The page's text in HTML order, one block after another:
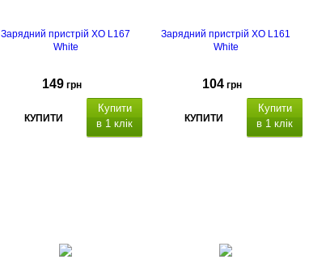
Зарядний пристрій XO L167
White
149 грн
КУПИТИ
Купити
в 1 клік
Зарядний пристрій XO L161
White
104 грн
КУПИТИ
Купити
в 1 клік